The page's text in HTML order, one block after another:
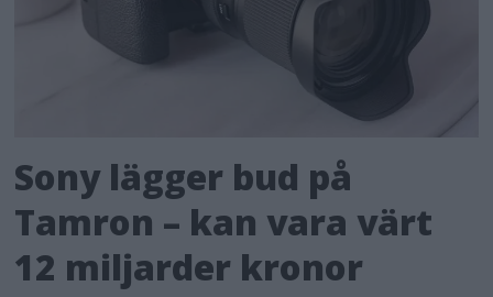
Sony lägger bud på
Tamron – kan vara värt
12 miljarder kronor